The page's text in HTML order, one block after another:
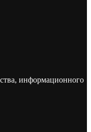
информационного